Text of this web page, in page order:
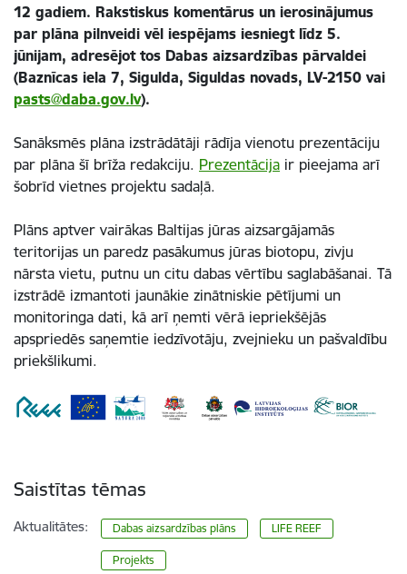
12 gadiem. Rakstiskus komentārus un ierosinājumus
par plāna pilnveidi vēl iespējams iesniegt līdz 5.
jūnijam, adresējot tos Dabas aizsardzības pārvaldei
(Baznīcas iela 7, Sigulda, Siguldas novads, LV-2150 vai
pasts@daba.gov.lv).
Sanāksmēs plāna izstrādātāji rādīja vienotu prezentāciju
par plāna šī brīža redakciju. Prezentācija ir pieejama arī
šobrīd vietnes projektu sadaļā.
Plāns aptver vairākas Baltijas jūras aizsargājamās
teritorijas un paredz pasākumus jūras biotopu, zivju
nārsta vietu, putnu un citu dabas vērtību saglabāšanai. Tā
izstrādē izmantoti jaunākie zinātniskie pētījumi un
monitoringa dati, kā arī ņemti vērā iepriekšējās
apspriedēs saņemtie iedzīvotāju, zvejnieku un pašvaldību
priekšlikumi.
Saistītas tēmas
Aktualitātes: Dabas aizsardzības plāns LIFE REEF
Projekts